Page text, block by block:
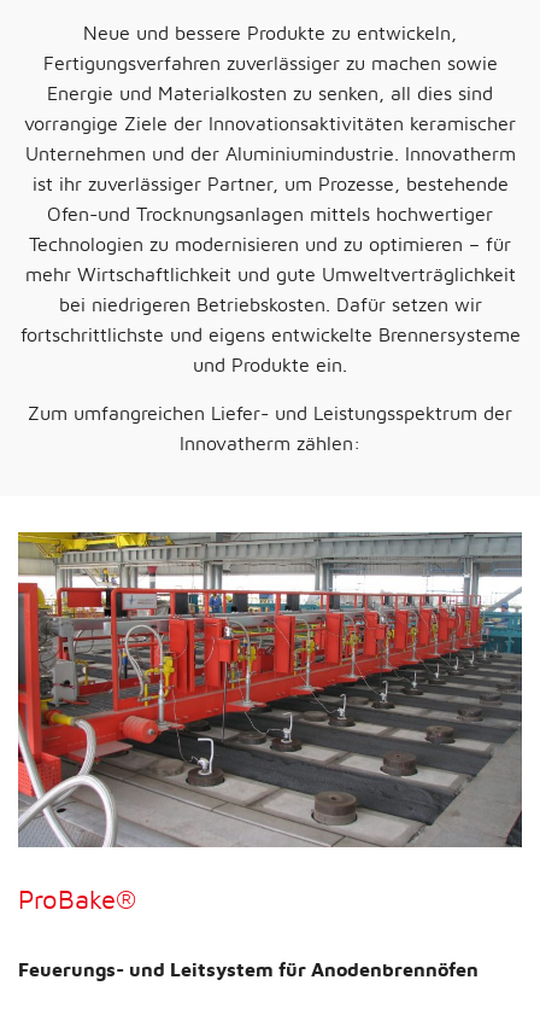
Neue und bessere Produkte zu entwickeln,
Fertigungsverfahren zuverlässiger zu machen sowie
Energie und Materialkosten zu senken, all dies sind
vorrangige Ziele der Innovationsaktivitäten keramischer
Unternehmen und der Aluminiumindustrie. Innovatherm
ist ihr zuverlässiger Partner, um Prozesse, bestehende
Ofen-und Trocknungsanlagen mittels hochwertiger
Technologien zu modernisieren und zu optimieren – für
mehr Wirtschaftlichkeit und gute Umweltverträglichkeit
bei niedrigeren Betriebskosten. Dafür setzen wir
fortschrittlichste und eigens entwickelte Brennersysteme
und Produkte ein.
Zum umfangreichen Liefer- und Leistungsspektrum der
Innovatherm zählen:
ProBake®
Feuerungs- und Leitsystem für Anodenbrennöfen